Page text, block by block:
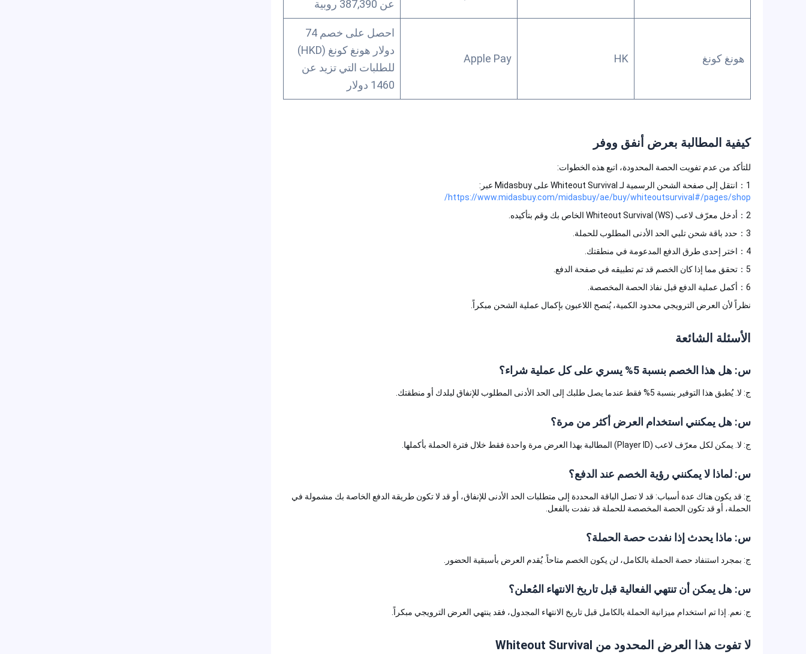
هونغ كونغ Apple Pay
احصل على خصم 74
دولار هونغ كونغ (HKD)
للطلبات التي تزيد عن
1460 دولار
كيفية المطالبة بعرض أنفق ووفر
للتأكد من عدم تفويت الحصة المحدودة، اتبع هذه الخطوات:
https://www.midasbuy.com/midasbuy/ae/buy/whiteoutsurvival#/pages/shop/
نظراً لأن العرض الترويجي محدود الكمية، يُنصح اللاعبون بإكمال عملية الشحن مبكراً.
الأسئلة الشائعة
س: هل هذا الخصم بنسبة 5% يسري على كل عملية شراء؟
ج: لا. يُطبق هذا التوفير بنسبة 5% فقط عندما يصل طلبك إلى الحد الأدنى المطلوب للإنفاق لبلدك أو منطقتك.
س: هل يمكنني استخدام العرض أكثر من مرة؟
ج: لا. يمكن لكل معرّف لاعب (Player ID) المطالبة بهذا العرض مرة واحدة فقط خلال فترة الحملة بأكملها.
س: لماذا لا يمكنني رؤية الخصم عند الدفع؟
ج: قد يكون هناك عدة أسباب: قد لا تصل الباقة المحددة إلى متطلبات الحد الأدنى للإنفاق، أو قد لا تكون طريقة الدفع الخاصة بك مشمولة في
الحملة، أو قد تكون الحصة المخصصة للحملة قد نفدت بالفعل.
س: ماذا يحدث إذا نفدت حصة الحملة؟
ج: بمجرد استنفاد حصة الحملة بالكامل، لن يكون الخصم متاحاً. يُقدم العرض بأسبقية الحضور.
س: هل يمكن أن تنتهي الفعالية قبل تاريخ الانتهاء المُعلن؟
ج: نعم. إذا تم استخدام ميزانية الحملة بالكامل قبل تاريخ الانتهاء المجدول، فقد ينتهي العرض الترويجي مبكراً.
لا تفوت هذا العرض المحدود من Whiteout Survival